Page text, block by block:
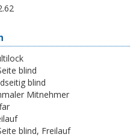
blind
blind
Mitnehmer
blind, Freilauf